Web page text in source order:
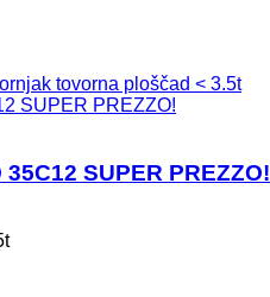
tovorna ploščad < 3.5t
SUPER PREZZO!
SUPER PREZZO!